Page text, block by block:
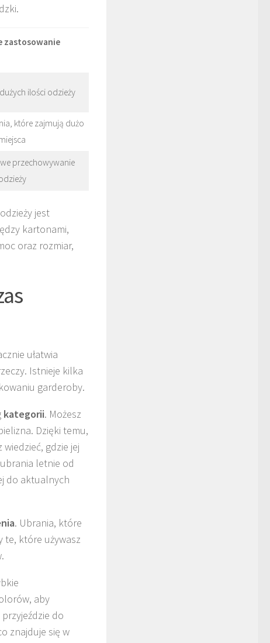
zastosowanie
ilości odzieży
które zajmują dużo
przechowywanie
jest
kartonami,
oraz rozmiar,
ułatwia
Istnieje kilka
garderoby.
kategorii. Możesz
Dzięki temu,
gdzie jej
letnie od
do aktualnych
. Ubrania, które
te, które używasz
aby
do
znajduje się w